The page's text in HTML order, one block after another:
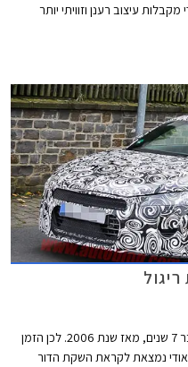
עיצוב רענן וזוויתי יותר
של עד 310 כ"ס.
גלגולה הנוכחי של אאודי TT נמצא איתנו כבר 7 שנים, מאז שנת 2006. לכן הזמן
נמצאת לקראת השקת הדור